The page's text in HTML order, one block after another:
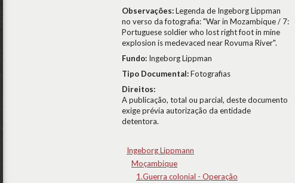
Observações:Legenda de Ingeborg Lippman
no verso da fotografia: "War in Mozambique / 7:
Portuguese soldier who lost right foot in mine
explosion is medevaced near Rovuma River".
Fundo: Ingeborg Lippman
Tipo Documental:Fotografias
Direitos:
A publicação, total ou parcial, deste documento
exige prévia autorização da entidade
detentora.
Ingeborg Lippmann
Moçambique
1.Guerra colonial - Operação